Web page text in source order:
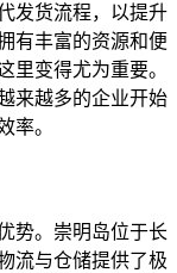
发货流程，以提升
有丰富的资源和便
里变得尤为重要。
来越多的企业开始
率。
势。崇明岛位于长
流与仓储提供了极